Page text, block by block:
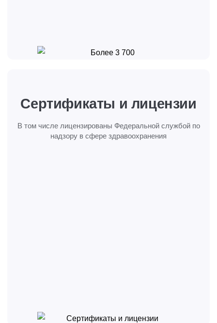
Сертификаты и лицензии
В том числе лицензированы Федеральной службой по
надзору в сфере здравоохранения